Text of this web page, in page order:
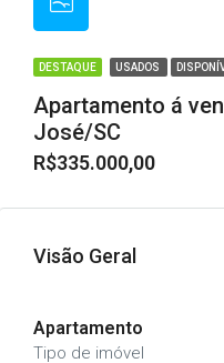
DESTAQUE USADOS
Apartamento á
José/SC
R$335.000,00
Visão Geral
Apartamento
Tipo de imóvel